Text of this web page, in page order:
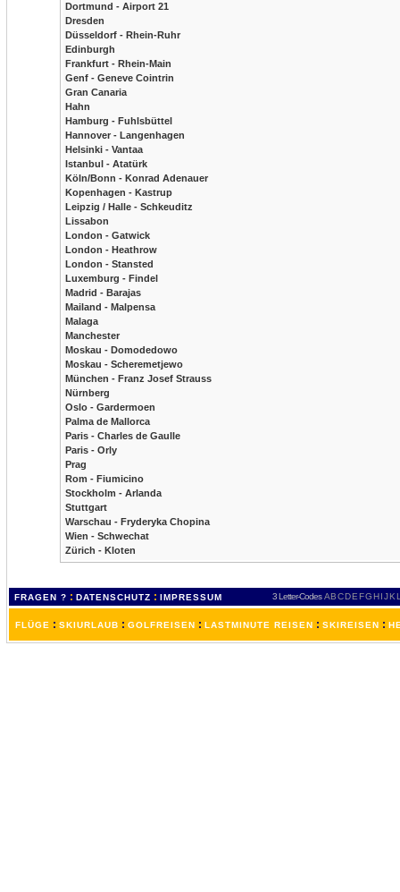
Dortmund - Airport 21
Dresden
Düsseldorf - Rhein-Ruhr
Edinburgh
Frankfurt - Rhein-Main
Genf - Geneve Cointrin
Gran Canaria
Hahn
Hamburg - Fuhlsbüttel
Hannover - Langenhagen
Helsinki - Vantaa
Istanbul - Atatürk
Köln/Bonn - Konrad Adenauer
Kopenhagen - Kastrup
Leipzig / Halle - Schkeuditz
Lissabon
London - Gatwick
London - Heathrow
London - Stansted
Luxemburg - Findel
Madrid - Barajas
Mailand - Malpensa
Malaga
Manchester
Moskau - Domodedowo
Moskau - Scheremetjewo
München - Franz Josef Strauss
Nürnberg
Oslo - Gardermoen
Palma de Mallorca
Paris - Charles de Gaulle
Paris - Orly
Prag
Rom - Fiumicino
Stockholm - Arlanda
Stuttgart
Warschau - Fryderyka Chopina
Wien - Schwechat
Zürich - Kloten
FRAGEN ? : DATENSCHUTZ : IMPRESSUM 3 Letter-Codes ABCDEFGH IJKL
FLÜGE : SKIURLAUB : GOLFREISEN : LASTMINUTE REISEN : SKIREISEN :